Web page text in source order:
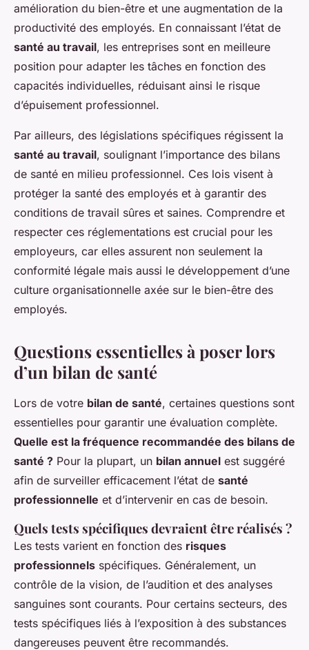
amélioration du bien-être et une augmentation de la
productivité des employés. En connaissant l’état de
santé au travail, les entreprises sont en meilleure
position pour adapter les tâches en fonction des
capacités individuelles, réduisant ainsi le risque
d’épuisement professionnel.
Par ailleurs, des législations spécifiques régissent la
santé au travail, soulignant l’importance des bilans
de santé en milieu professionnel. Ces lois visent à
protéger la santé des employés et à garantir des
conditions de travail sûres et saines. Comprendre et
respecter ces réglementations est crucial pour les
employeurs, car elles assurent non seulement la
conformité légale mais aussi le développement d’une
culture organisationnelle axée sur le bien-être des
employés.
Questions essentielles à poser lors
d’un bilan de santé
Lors de votre bilan de santé, certaines questions sont
essentielles pour garantir une évaluation complète.
Quelle est la fréquence recommandée des bilans de
santé ? Pour la plupart, un bilan annuel est suggéré
afin de surveiller efficacement l’état de santé
professionnelle et d’intervenir en cas de besoin.
Quels tests spécifiques devraient être réalisés ?
Les tests varient en fonction des risques
professionnels spécifiques. Généralement, un
contrôle de la vision, de l’audition et des analyses
sanguines sont courants. Pour certains secteurs, des
tests spécifiques liés à l’exposition à des substances
dangereuses peuvent être recommandés.